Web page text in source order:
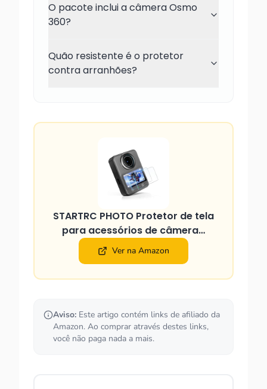
O pacote inclui a câmera Osmo
360?
Quão resistente é o protetor
contra arranhões?
STARTRC PHOTO Protetor de tela
para acessórios de câmera…
Ver na Amazon
Aviso: Este artigo contém links de afiliado da
Amazon. Ao comprar através destes links,
você não paga nada a mais.